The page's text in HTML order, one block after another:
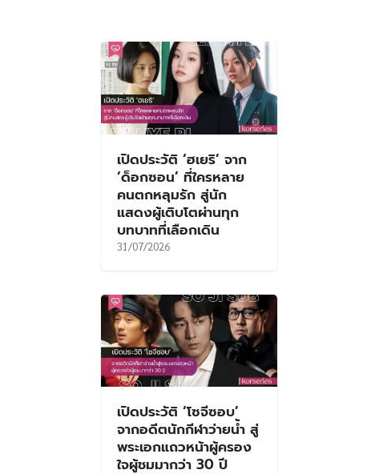
เปิดประวัติ ‘ฮเยริ’ จาก
‘ด็อกซอน’ ที่ใครหลาย
คนตกหลุมรัก สู่นัก
แสดงผู้เติบโตผ่านทุก
บทบาทที่เลือกเดิน
31/07/2026
เปิดประวัติ ‘โซจีซอบ’
จากอดีตนักกีฬาว่ายน้ำ สู่
พระเอกแถวหน้าผู้ครอง
ใจผู้ชมมากว่า 30 ปี